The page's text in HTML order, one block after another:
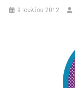
9 Ιουλίου 2012